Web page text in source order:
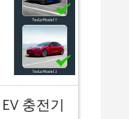
충전기